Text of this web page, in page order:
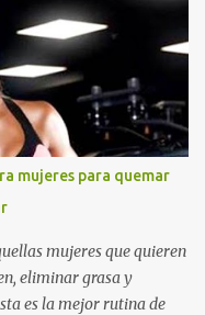
mujeres para quemar
mujeres que quieren
eliminar grasa y
es la mejor rutina de